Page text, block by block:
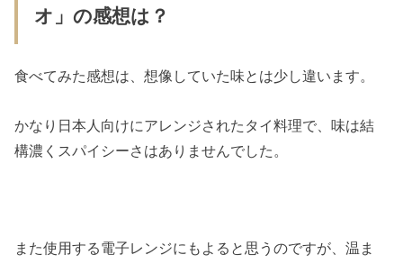
オ」の感想は？
食べてみた感想は、想像していた味とは少し違います。
かなり日本人向けにアレンジされたタイ料理で、味は結
構濃くスパイシーさはありませんでした。
また使用する電子レンジにもよると思うのですが、温ま